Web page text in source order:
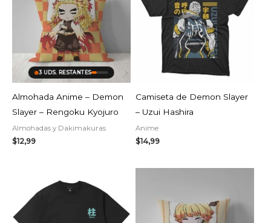
3 UDS. RESTANTES
Almohada Anime – Demon
Slayer – Rengoku Kyojuro
Almohadas y Dakimakuras
$12,99
Camiseta de Demon Slayer
– Uzui Hashira
Anime
$14,99